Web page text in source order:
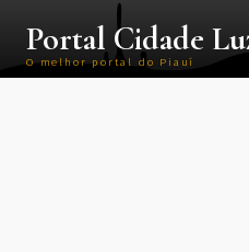
Portal Cidade
O melhor portal do Piauí